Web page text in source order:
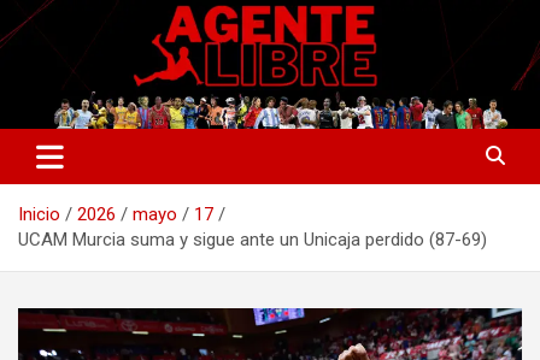
Saltar
al
Agente Libre Digital
La nueva generación del periodismo deportivo.
Inicio 2026 mayo
17
UCAM Murcia suma y sigue ante un Unicaja perdido (87-69)